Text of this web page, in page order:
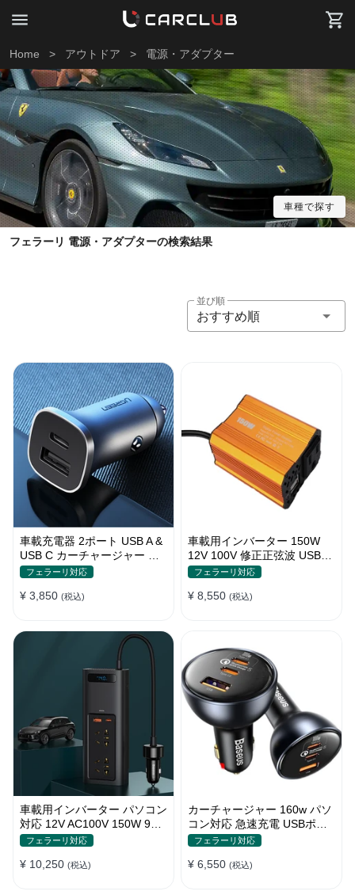
Home > アウトドア > 電源・アダプター
車種で探す
フェラーリ 電源・アダプターの検索結果
並び順
おすすめ順
車載充電器 2ポート USB A &
USB C カーチャージャー 急
速充電USB [36W 12V-24V ]
フェラーリ対応
¥ 3,850 (税込)
車載用インバーター 150W
12V 100V 修正正弦波 USBポ
ート2口 コンバーター 防災用
フェラーリ対応
¥ 8,550 (税込)
車載用インバーター パソコン
対応 12V AC100V 150W 9重
保護 ディスプレイ付き 静音
フェラーリ対応
¥ 10,250 (税込)
カーチャージャー 160w パソ
コン対応 急速充電 USBポー
ト3つ Type-C シガーソケッ
フェラーリ対応
¥ 6,550 (税込)